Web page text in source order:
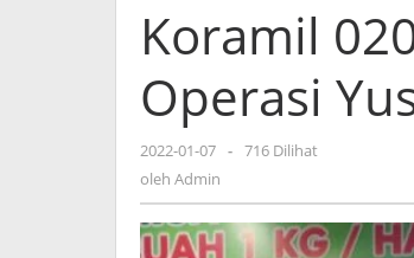
Operasi
Yustisi
Di
Koramil
Operasi
2022-01-07 oleh
- 716 Dilihat
oleh Admin